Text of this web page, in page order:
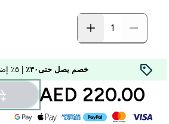
خصم يصل حتى٣٠٪
220.00 AED‎